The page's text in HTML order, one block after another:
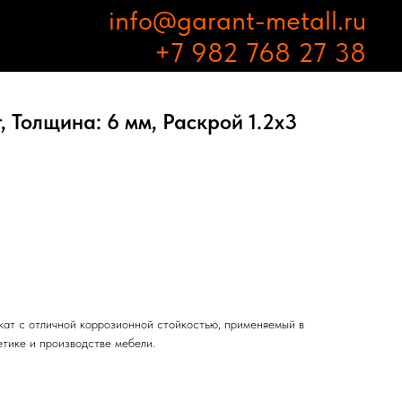
info@garant-metall.ru
+7 982 768 27 38
Толщина: 6 мм, Раскрой 1.2х3
с отличной коррозионной стойкостью, применяемый в
и производстве мебели.